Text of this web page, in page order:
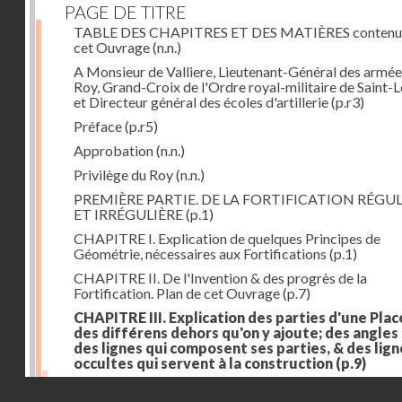
PAGE DE TITRE
TABLE DES CHAPITRES ET DES MATIÈRES
cet Ouvrage(n.n.)
A Monsieur de Valliere, Lieutenant-Général des
Roy, Grand-Croix de l'Ordre royal-militaire de Saint-
et Directeur général des écoles d'artillerie(p.r3)
Préface(p.r5)
Approbation(n.n.)
Privilège du Roy(n.n.)
PREMIÈRE PARTIE. DE LA FORTIFICATION
ET IRRÉGULIÈRE(p.1)
CHAPITRE I. Explication de quelques Principes de
Géométrie, nécessaires aux Fortifications (p.1)
CHAPITRE II. De l'Invention & des progrès de la
Fortification. Plan de cet Ouvrage(p.7)
CHAPITRE III. Explication des parties d'une
des différens dehors qu'on y ajoute; des angles
des lignes qui composent ses parties, & des
occultes qui servent à la construction (p.9)
Des lignes & des angles qui composent les parties